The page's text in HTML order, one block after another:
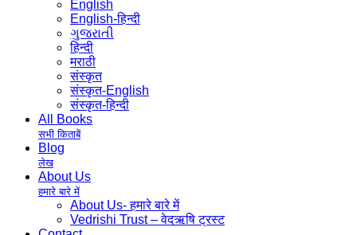
English
English-हिन्दी
ગુજરાતી
हिन्दी
मराठी
संस्कृत
संस्कृत-English
संस्कृत-हिन्दी
All Books
सभी किताबें
Blog
लेख
About Us
हमारे बारे में
About Us- हमारे बारे में
Vedrishi Trust – वेदऋषि ट्रस्ट